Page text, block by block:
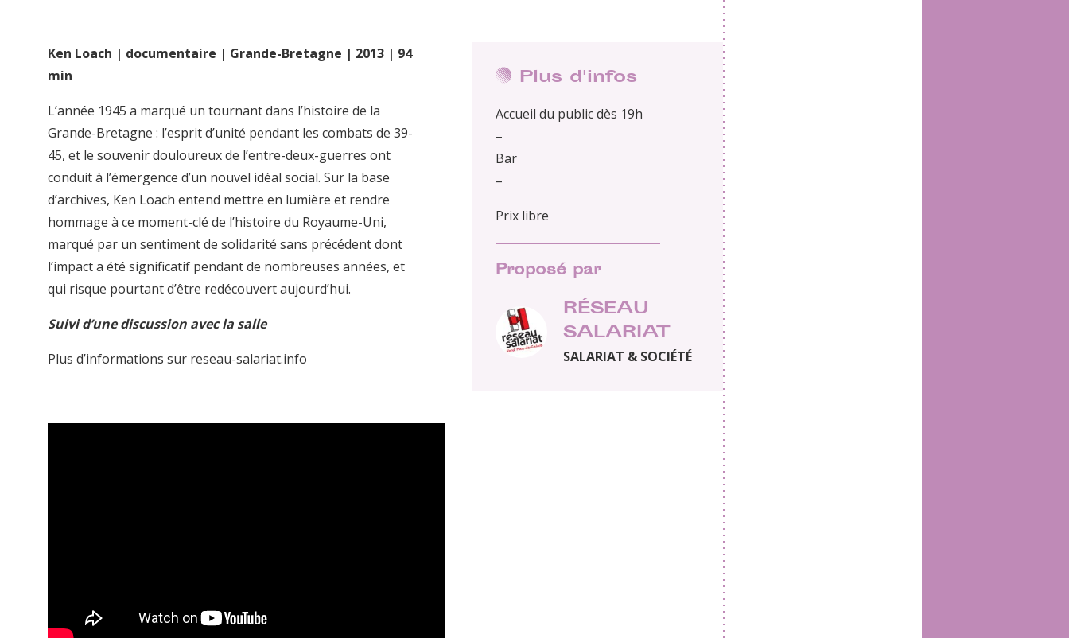
Plus d'infos
Accueil du public dès 19h
–
Bar
–
Prix libre
Proposé par
RÉSEAU
SALARIAT
SALARIAT & SOCIÉTÉ
Ken Loach | documentaire | Grande-Bretagne | 2013 | 94
min
L’année 1945 a marqué un tournant dans l’histoire de la
Grande-Bretagne : l’esprit d’unité pendant les combats de 39-
45, et le souvenir douloureux de l’entre-deux-guerres ont
conduit à l’émergence d’un nouvel idéal social. Sur la base
d’archives, Ken Loach entend mettre en lumière et rendre
hommage à ce moment-clé de l’histoire du Royaume-Uni,
marqué par un sentiment de solidarité sans précédent dont
l’impact a été significatif pendant de nombreuses années, et
qui risque pourtant d’être redécouvert aujourd’hui.
Suivi d’une discussion avec la salle
Plus d’informations sur reseau-salariat.info